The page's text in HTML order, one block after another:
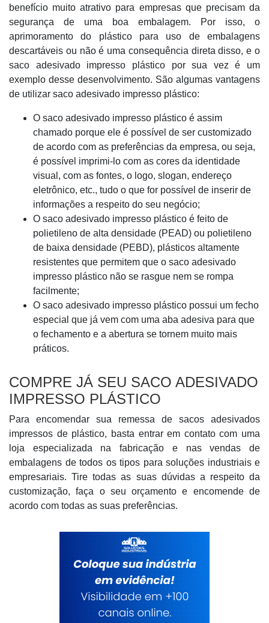
benefício muito atrativo para empresas que precisam da
segurança de uma boa embalagem. Por isso, o
aprimoramento do plástico para uso de embalagens
descartáveis ou não é uma consequência direta disso, e o
saco adesivado impresso plástico por sua vez é um
exemplo desse desenvolvimento. São algumas vantagens
de utilizar saco adesivado impresso plástico:
O saco adesivado impresso plástico é assim
chamado porque ele é possível de ser customizado
de acordo com as preferências da empresa, ou seja,
é possível imprimi-lo com as cores da identidade
visual, com as fontes, o logo, slogan, endereço
eletrônico, etc., tudo o que for possível de inserir de
informações a respeito do seu negócio;
O saco adesivado impresso plástico é feito de
polietileno de alta densidade (PEAD) ou polietileno
de baixa densidade (PEBD), plásticos altamente
resistentes que permitem que o saco adesivado
impresso plástico não se rasgue nem se rompa
facilmente;
O saco adesivado impresso plástico possui um fecho
especial que já vem com uma aba adesiva para que
o fechamento e a abertura se tornem muito mais
práticos.
COMPRE JÁ SEU SACO ADESIVADO
IMPRESSO PLÁSTICO
Para encomendar sua remessa de sacos adesivados
impressos de plástico, basta entrar em contato com uma
loja especializada na fabricação e nas vendas de
embalagens de todos os tipos para soluções industriais e
empresariais. Tire todas as suas dúvidas a respeito da
customização, faça o seu orçamento e encomende de
acordo com todas as suas preferências.